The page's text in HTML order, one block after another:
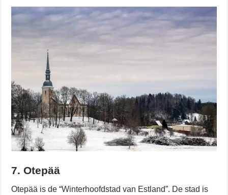
7. Otepää
Otepää is de “Winterhoofdstad van Estland”. De stad is